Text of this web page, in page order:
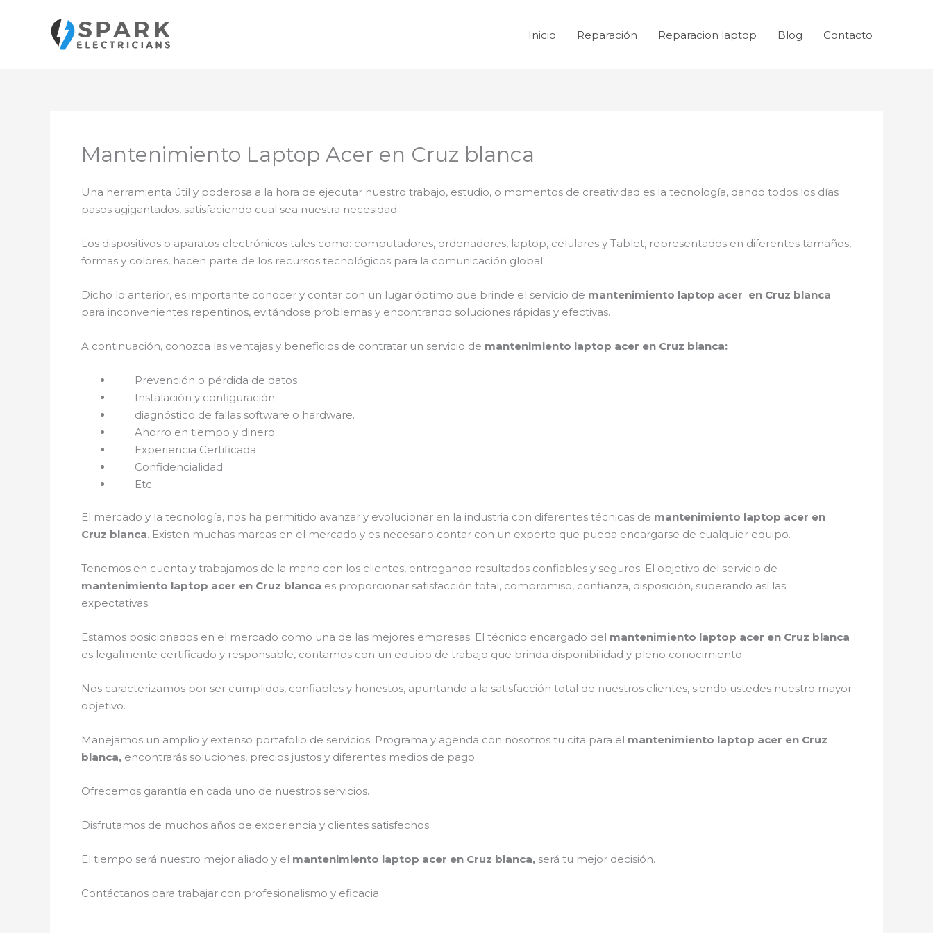
contenido
Inicio Reparación Reparacion laptop Blog Contacto
Mantenimiento Laptop Acer en Cruz blanca
Una herramienta útil y poderosa a la hora de ejecutar nuestro trabajo, estudio, o momentos de creatividad es la tecnología, dando todos los días
pasos agigantados, satisfaciendo cual sea nuestra necesidad.
Los dispositivos o aparatos electrónicos tales como: computadores, ordenadores, laptop, celulares y Tablet, representados en diferentes tamaños,
formas y colores, hacen parte de los recursos tecnológicos para la comunicación global.
Dicho lo anterior, es importante conocer y contar con un lugar óptimo que brinde el servicio de mantenimiento laptop acer en Cruz blanca
para inconvenientes repentinos, evitándose problemas y encontrando soluciones rápidas y efectivas.
A continuación, conozca las ventajas y beneficios de contratar un servicio de mantenimiento laptop acer en Cruz blanca:
Prevención o pérdida de datos
Instalación y configuración
diagnóstico de fallas software o hardware.
Ahorro en tiempo y dinero
Experiencia Certificada
Confidencialidad
Etc.
El mercado y la tecnología, nos ha permitido avanzar y evolucionar en la industria con diferentes técnicas de mantenimiento laptop acer en
Cruz blanca. Existen muchas marcas en el mercado y es necesario contar con un experto que pueda encargarse de cualquier equipo.
Tenemos en cuenta y trabajamos de la mano con los clientes, entregando resultados confiables y seguros. El objetivo del servicio de
mantenimiento laptop acer en Cruz blanca es proporcionar satisfacción total, compromiso, confianza, disposición, superando así las
expectativas.
Estamos posicionados en el mercado como una de las mejores empresas. El técnico encargado del mantenimiento laptop acer en Cruz blanca
es legalmente certificado y responsable, contamos con un equipo de trabajo que brinda disponibilidad y pleno conocimiento.
Nos caracterizamos por ser cumplidos, confiables y honestos, apuntando a la satisfacción total de nuestros clientes, siendo ustedes nuestro mayor
objetivo.
Manejamos un amplio y extenso portafolio de servicios. Programa y agenda con nosotros tu cita para el mantenimiento laptop acer en Cruz
blanca, encontrarás soluciones, precios justos y diferentes medios de pago.
Ofrecemos garantía en cada uno de nuestros servicios.
Disfrutamos de muchos años de experiencia y clientes satisfechos.
El tiempo será nuestro mejor aliado y el mantenimiento laptop acer en Cruz blanca, será tu mejor decisión.
Contáctanos para trabajar con profesionalismo y eficacia.